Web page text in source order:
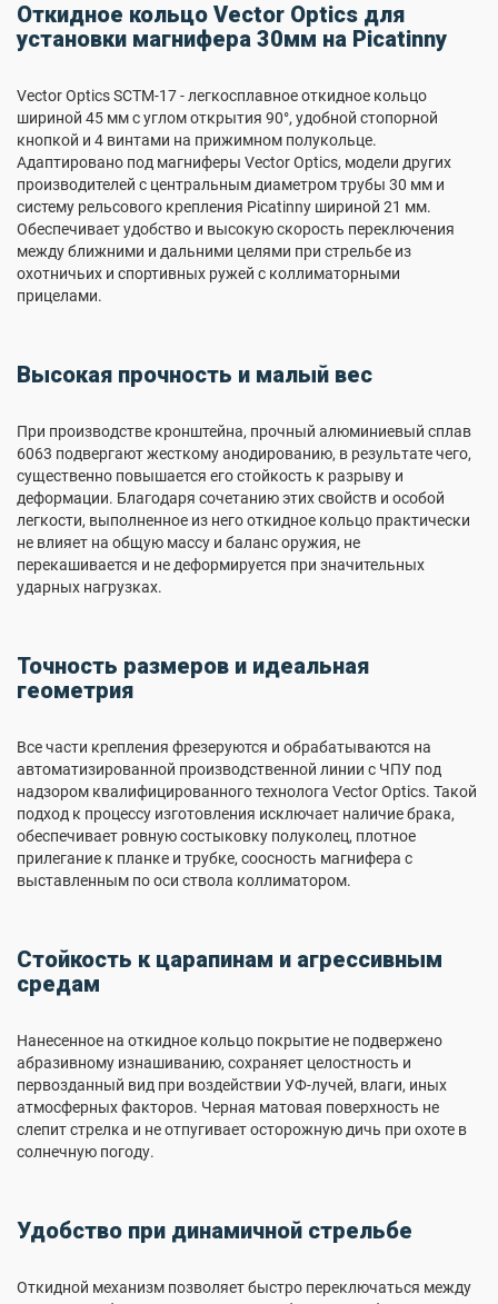
Откидное кольцо Vector Optics для
установки магнифера 30мм на Picatinny
Vector Optics SCTM-17 - легкосплавное откидное кольцо
шириной 45 мм с углом открытия 90°, удобной стопорной
кнопкой и 4 винтами на прижимном полукольце.
Адаптировано под магниферы Vector Optics, модели других
производителей с центральным диаметром трубы 30 мм и
систему рельсового крепления Picatinny шириной 21 мм.
Обеспечивает удобство и высокую скорость переключения
между ближними и дальними целями при стрельбе из
охотничьих и спортивных ружей с коллиматорными
прицелами.
Высокая прочность и малый вес
При производстве кронштейна, прочный алюминиевый сплав
6063 подвергают жесткому анодированию, в результате чего,
существенно повышается его стойкость к разрыву и
деформации. Благодаря сочетанию этих свойств и особой
легкости, выполненное из него откидное кольцо практически
не влияет на общую массу и баланс оружия, не
перекашивается и не деформируется при значительных
ударных нагрузках.
Точность размеров и идеальная
геометрия
Все части крепления фрезеруются и обрабатываются на
автоматизированной производственной линии с ЧПУ под
надзором квалифицированного технолога Vector Optics. Такой
подход к процессу изготовления исключает наличие брака,
обеспечивает ровную состыковку полуколец, плотное
прилегание к планке и трубке, соосность магнифера с
выставленным по оси ствола коллиматором.
Стойкость к царапинам и агрессивным
средам
Нанесенное на откидное кольцо покрытие не подвержено
абразивному изнашиванию, сохраняет целостность и
первозданный вид при воздействии УФ-лучей, влаги, иных
атмосферных факторов. Черная матовая поверхность не
слепит стрелка и не отпугивает осторожную дичь при охоте в
солнечную погоду.
Удобство при динамичной стрельбе
Откидной механизм позволяет быстро переключаться между